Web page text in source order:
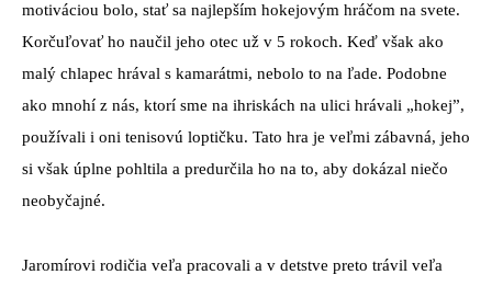
motiváciou bolo, stať sa najlepším hokejovým hráčom na svete.
Korčuľovať ho naučil jeho otec už v 5 rokoch. Keď však ako
malý chlapec hrával s kamarátmi, nebolo to na ľade. Podobne
ako mnohí z nás, ktorí sme na ihriskách na ulici hrávali „hokej”,
používali i oni tenisovú loptičku. Tato hra je veľmi zábavná, jeho
si však úplne pohltila a predurčila ho na to, aby dokázal niečo
neobyčajné.
Jaromírovi rodičia veľa pracovali a v detstve preto trávil veľa